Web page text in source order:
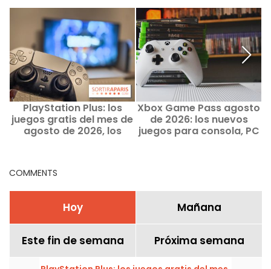
PlayStation Plus: los
juegos gratis del mes de
agosto de 2026, los
Xbox Game Pass agosto
de 2026: los nuevos
juegos para consola, PC
COMMENTS
Hoy Mañana
Este fin de semana Próxima semana